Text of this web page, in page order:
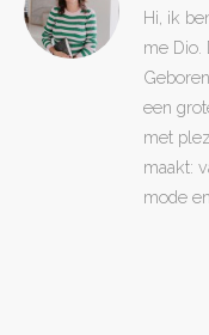
Hi, ik
me Dio.
een
met
maakt:
mode